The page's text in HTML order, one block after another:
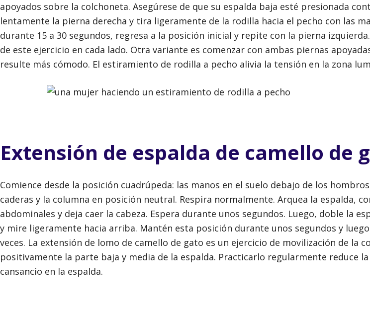
apoyados sobre la colchoneta. Asegúrese de que su espalda baja esté presionada
lentamente la pierna derecha y tira ligeramente de la rodilla hacia el pecho con las
durante 15 a 30 segundos, regresa a la posición inicial y repite con la pierna
de este ejercicio en cada lado. Otra variante es comenzar con ambas piernas
resulte más cómodo. El estiramiento de rodilla a pecho alivia la tensión en la zona
Extensión de espalda de camello de
Comience desde la posición cuadrúpeda: las manos en el suelo debajo de los
caderas y la columna en posición neutral. Respira normalmente. Arquea la espalda,
abdominales y deja caer la cabeza. Espera durante unos segundos. Luego, doble la
y mire ligeramente hacia arriba. Mantén esta posición durante unos segundos y
veces. La extensión de lomo de camello de gato es un ejercicio de movilización de la
positivamente la parte baja y media de la espalda. Practicarlo regularmente reduce
cansancio en la espalda.